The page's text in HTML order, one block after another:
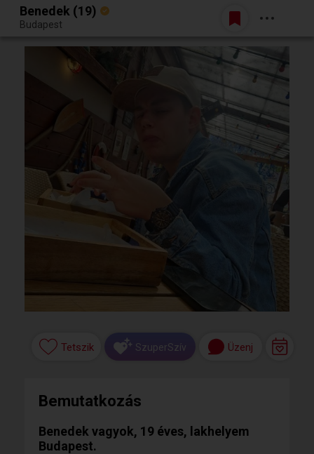
Egy jó randiból bármi lehet.
Belépés
Benedek (19)
Budapest
Tetszik SzuperSzív Üzenj
Bemutatkozás
Benedek vagyok, 19 éves, lakhelyem
Budapest.